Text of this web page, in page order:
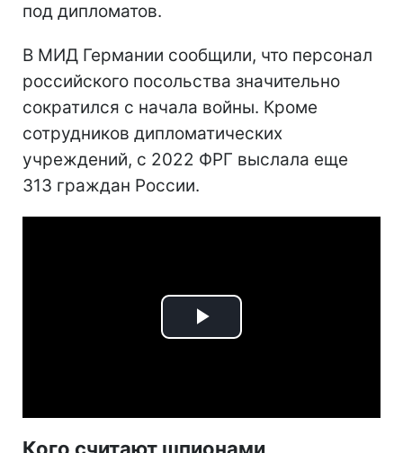
под дипломатов.
В МИД Германии сообщили, что персонал
российского посольства значительно
сократился с начала войны. Кроме
сотрудников дипломатических
учреждений, с 2022 ФРГ выслала еще
313 граждан России.
Play
Кого считают шпионами